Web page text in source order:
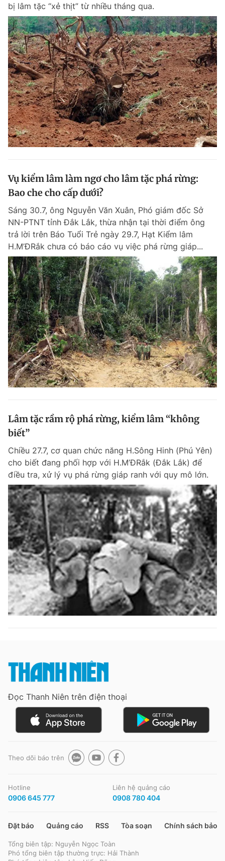
bị lâm tặc “xẻ thịt” từ nhiều tháng qua.
Vụ kiểm lâm làm ngơ cho lâm tặc phá rừng:
Bao che cho cấp dưới?
Sáng 30.7, ông Nguyễn Văn Xuân, Phó giám đốc Sở
NN-PTNT tỉnh Đắk Lắk, thừa nhận tại thời điểm ông
trả lời trên Báo Tuổi Trẻ ngày 29.7, Hạt Kiểm lâm
H.M’ĐRắk chưa có báo cáo vụ việc phá rừng giáp...
Lâm tặc rầm rộ phá rừng, kiểm lâm “không
biết”
Chiều 27.7, cơ quan chức năng H.Sông Hinh (Phú Yên)
cho biết đang phối hợp với H.M’ĐRắk (Đắk Lắk) để
điều tra, xử lý vụ phá rừng giáp ranh với quy mô lớn.
Đọc Thanh Niên trên điện thoại
Theo dõi báo trên
Hotline
0906 645 777
Liên hệ quảng cáo
0908 780 404
Đặt báo Quảng cáo RSS Tòa soạn Chính sách bảo
Tổng biên tập: Nguyễn Ngọc Toàn
Phó tổng biên tập thường trực: Hải Thành